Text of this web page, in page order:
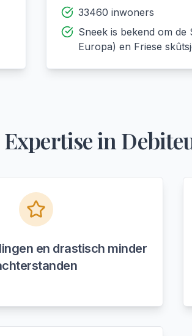
33460 inwoners
Sneek is bekend om
Europa) en Friese
in
en drastisch minder